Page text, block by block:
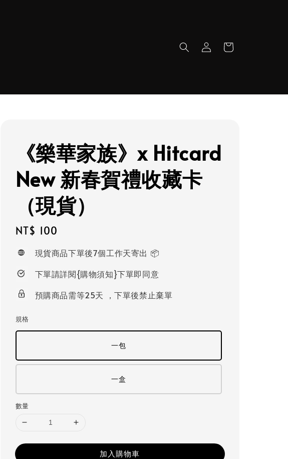
《樂華家族》x Hitcard
New 新春賀禮收藏卡
（現貨）
Regular
price
NT$ 100
現貨商品下單後7個工作天寄出 📦
下單請詳閱{購物須知}下單即同意
預購商品需等25天 ，下單後禁止棄單
規格
一包
一盒
數量
加入購物車